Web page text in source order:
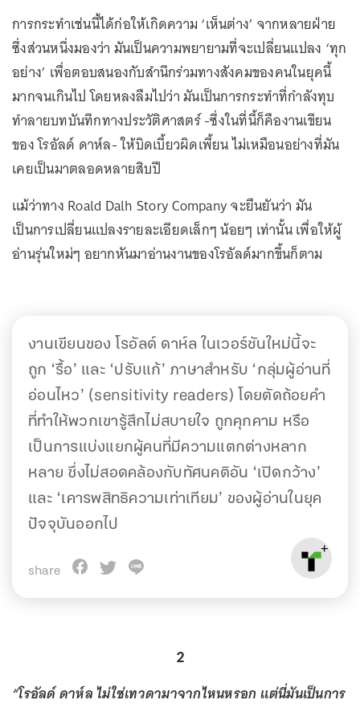
การกระทำเช่นนี้ได้ก่อให้เกิดความ ‘เห็นต่าง’ จากหลายฝ่าย
ซึ่งส่วนหนึ่งมองว่า มันเป็นความพยายามที่จะเปลี่ยนแปลง ‘ทุก
อย่าง’ เพื่อตอบสนองกับสำนึกร่วมทางสังคมของคนในยุคนี้
มากจนเกินไป โดยหลงลืมไปว่า มันเป็นการกระทำที่กำลังทุบ
ทำลายบทบันทึกทางประวัติศาสตร์ -ซึ่งในที่นี้ก็คืองานเขียน
ของ โรอัลด์ ดาห์ล- ให้บิดเบี้ยวผิดเพี้ยน ไม่เหมือนอย่างที่มัน
เคยเป็นมาตลอดหลายสิบปี
แม้ว่าทาง Roald Dalh Story Company จะยืนยันว่า มัน
เป็นการเปลี่ยนแปลงรายละเอียดเล็กๆ น้อยๆ เท่านั้น เพื่อให้ผู้
อ่านรุ่นใหม่ๆ อยากหันมาอ่านงานของโรอัลด์มากขึ้นก็ตาม
งานเขียนของ โรอัลด์ ดาห์ล ในเวอร์ชันใหม่นี้จะ
ถูก ‘รื้อ’ และ ‘ปรับแก้’ ภาษาสำหรับ ‘กลุ่มผู้อ่านที่
อ่อนไหว’ (sensitivity readers) โดยตัดถ้อยคำ
ที่ทำให้พวกเขารู้สึกไม่สบายใจ ถูกคุกคาม หรือ
เป็นการแบ่งแยกผู้คนที่มีความแตกต่างหลาก
หลาย ซึ่งไม่สอดคล้องกับทัศนคติอัน ‘เปิดกว้าง’
และ ‘เคารพสิทธิความเท่าเทียม’ ของผู้อ่านในยุค
ปัจจุบันออกไป
share
2
“โรอัลด์ ดาห์ล ไม่ใช่เทวดามาจากไหนหรอก แต่นี่มันเป็นการ